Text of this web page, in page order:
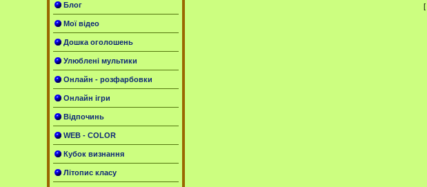
Блог
Мої відео
Дошка оголошень
Улюблені мультики
Онлайн - розфарбовки
Онлайн ігри
Відпочинь
WEB - COLOR
Кубок визнання
Літопис класу
[